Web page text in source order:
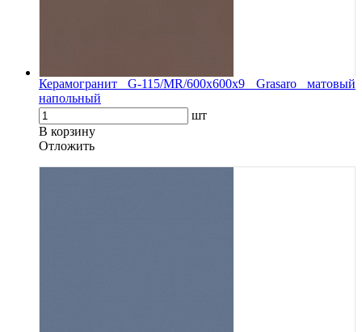
Керамогранит G-115/MR/600x600x9 Grasaro матовый
напольный
шт
В корзину
Oтложить